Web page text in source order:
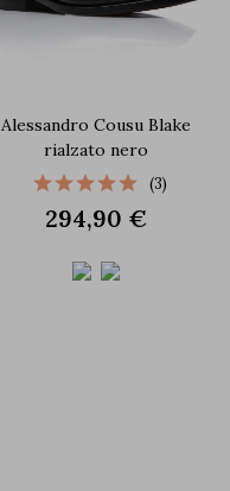
Alessandro Cousu Blake
rialzato nero
(3)
294,90 €